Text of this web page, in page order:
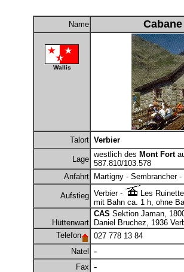
Name
Wallis
Talort Verbier
Lage
westlich des Mont Fort
587.810/103.578
Anfahrt
Martigny - Sembrancher -
Aufstieg Verbier -
Les
mit Bahn ca. 1 h, ohne
Hüttenwart
CAS Sektion Jaman,
Daniel Bruchez, 1936
Telefon
027 778 13 84
Natel
-
Fax -